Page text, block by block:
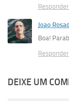
Responder
Joao
Boa!
Responder
DEIXE UM